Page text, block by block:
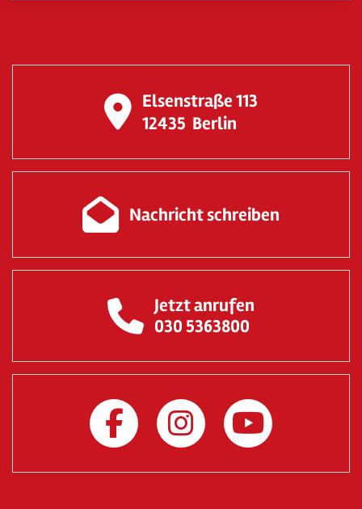
Elsenstraße 113
12435 Berlin
Nachricht schreiben
Jetzt anrufen
030 5363800